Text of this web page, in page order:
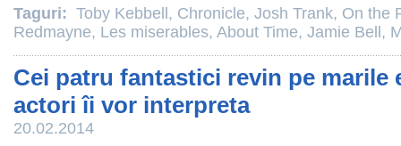
Taguri: Toby Kebbell , Chronicle, Josh Trank, On the
Redmayne, Les miserables, About Time, Jamie Bell ,
Cei patru fantastici revin pe marile
actori îi vor interpreta
20.02.2014